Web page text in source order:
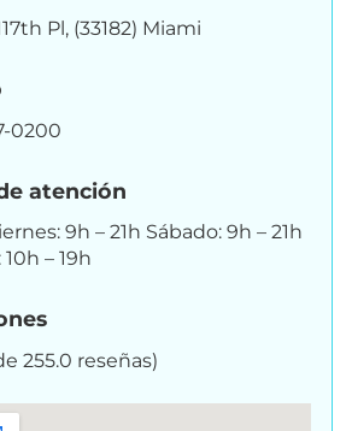
Pl, (33182) Miami
0200
atención
9h – 21h Sábado: 9h – 21h
– 19h
255.0 reseñas)